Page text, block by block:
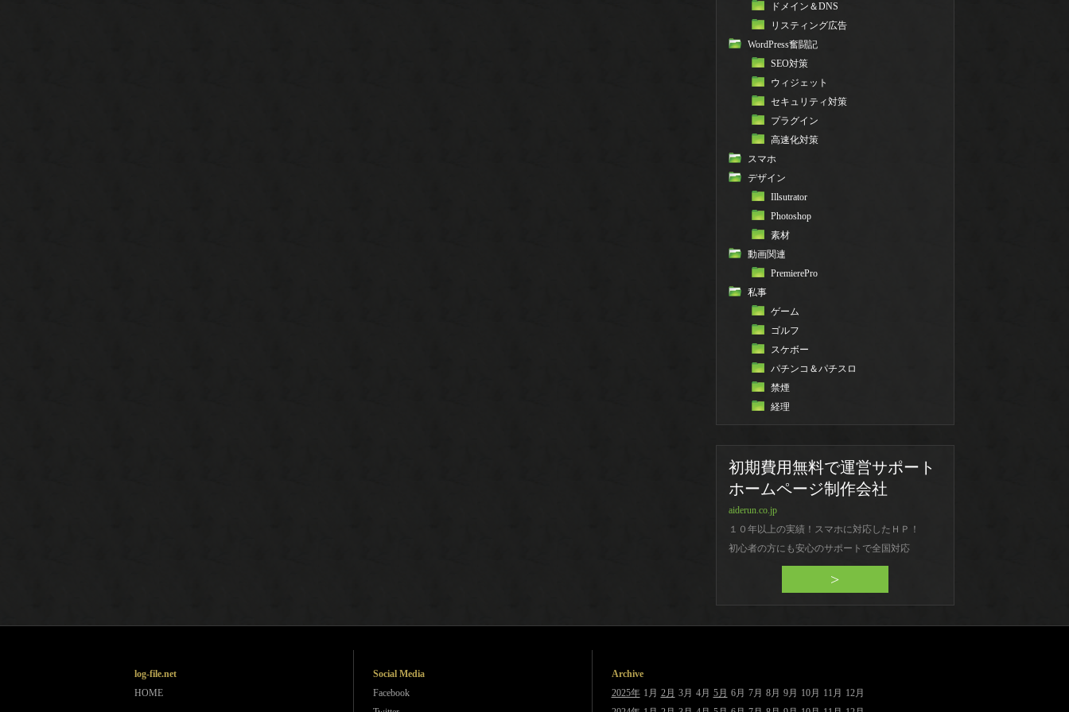
ドメイン＆DNS
リスティング広告
WordPress奮闘記
SEO対策
ウィジェット
セキュリティ対策
プラグイン
高速化対策
スマホ
デザイン
Illsutrator
Photoshop
素材
動画関連
PremierePro
私事
ゲーム
ゴルフ
スケボー
パチンコ＆パチスロ
禁煙
経理
初期費用無料で運営サポート
ホームページ制作会社
aiderun.co.jp
１０年以上の実績！スマホに対応したＨＰ！
初心者の方にも安心のサポートで全国対応
>
log-file.net
HOME
Social Media
Facebook
Archive
2025年 1月 2月 3月 4月 5月 6月 7月 8月 9月 10月 11月 12月